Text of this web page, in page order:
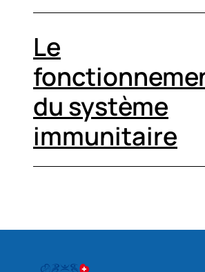
Le
du système
immunitaire